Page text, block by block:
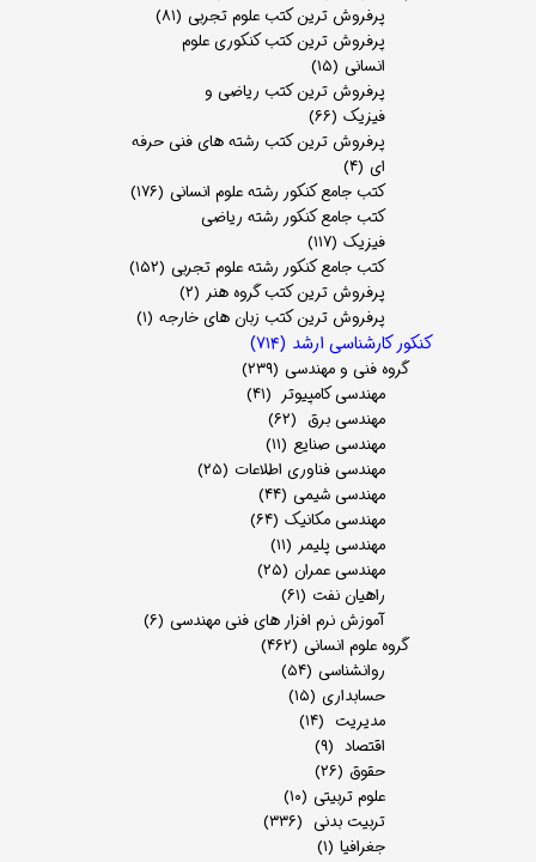
پرفروش ترین کتب علوم تجربی (۸۱)
پرفروش ترین کتب کنکوری علوم
انسانی (۱۵)
پرفروش ترین کتب ریاضی و
فیزیک (۶۶)
پرفروش ترین کتب رشته های فنی حرفه
ای (۴)
کتب جامع کنکور رشته علوم انسانی (۱۷۶)
کتب جامع کنکور رشته ریاضی
فیزیک (۱۱۷)
کتب جامع کنکور رشته علوم تجربی (۱۵۲)
پرفروش ترین کتب گروه هنر (۲)
پرفروش ترین کتب زبان های خارجه (۱)
کنکور کارشناسی ارشد (۷۱۴)
گروه فنی و مهندسی (۲۳۹)
مهندسی کامپیوتر (۴۱)
مهندسی برق (۶۲)
مهندسی صنایع (۱۱)
مهندسی فناوری اطلاعات (۲۵)
مهندسی شیمی (۴۴)
مهندسی مکانیک (۶۴)
مهندسی پلیمر (۱۱)
مهندسی عمران (۲۵)
راهیان نفت (۶۱)
آموزش نرم افزار های فنی مهندسی (۶)
گروه علوم انسانی (۴۶۲)
روانشناسی (۵۴)
حسابداری (۱۵)
مدیریت (۱۴)
اقتصاد (۹)
حقوق (۲۶)
علوم تربیتی (۱۰)
تربیت بدنی (۳۳۶)
جغرافیا (۱)